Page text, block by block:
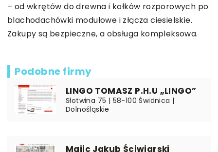
– od wkrętów do drewna i kołków rozporowych po
blachodachówki modułowe i złącza ciesielskie.
Zakupy są bezpieczne, a obsługa kompleksowa.
Podobne firmy
LINGO TOMASZ P.H.U „LINGO”
Słotwina 75 | 58-100 Świdnica |
Dolnośląskie
Majic Jakub Ściwiarski